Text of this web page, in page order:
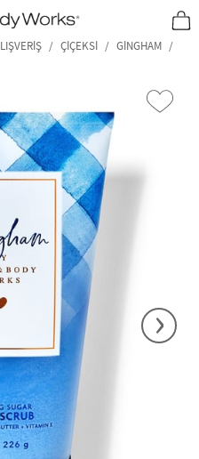
*Promosyon Detayları
ÇIÇEKSI
GINGHAM
›